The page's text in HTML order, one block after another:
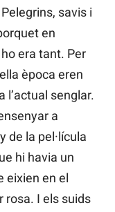
savis i
en
era tant. Per
època eren
l’actual senglar.
a
de la pel·lícula
hi havia un
eixien en el
rosa. I els suids